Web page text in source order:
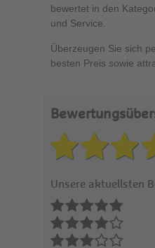
bewertet in den
und Service.
Überzeugen Sie sich
besten Preis sowie
Unsere aktuellsten